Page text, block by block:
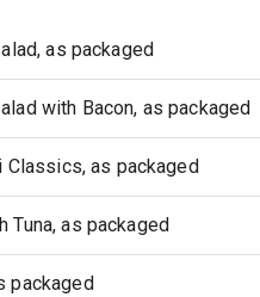
as packaged
with Bacon, as packaged
Classics, as packaged
Tuna, as packaged
packaged